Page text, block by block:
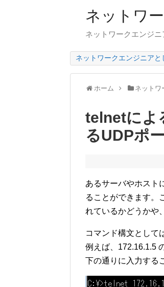
ネットワ
ネットワークエンジニ
ネットワークエンジニアと
ホーム ネットワ
telnetによ
るUDPポ
あるサーバやホスト
ることができます。
れているかどうかや
コマンド構文として
例えば、172.16.1.5
下の通りに入力する